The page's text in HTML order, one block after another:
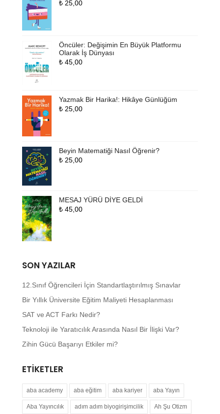
₺25,00
Öncüler: Değişimin En Büyük Platformu
Olarak İş Dünyası
₺45,00
Yazmak Bir Harika!: Hikâye Günlüğüm
₺25,00
Beyin Matematiği Nasıl Öğrenir?
₺25,00
MESAJ YÜRÜ DİYE GELDİ
₺45,00
SON YAZILAR
12.Sınıf Öğrencileri İçin Standartlaştırılmış Sınavlar
Bir Yıllık Üniversite Eğitim Maliyeti Hesaplanması
SAT ve ACT Farkı Nedir?
Teknoloji ile Yaratıcılık Arasında Nasıl Bir İlişki Var?
Zihin Gücü Başarıyı Etkiler mi?
ETIKETLER
aba academy aba eğitim aba kariyer aba Yayın
Aba Yayıncılık adım adım biyogirişimcilik Ah Şu Otizm